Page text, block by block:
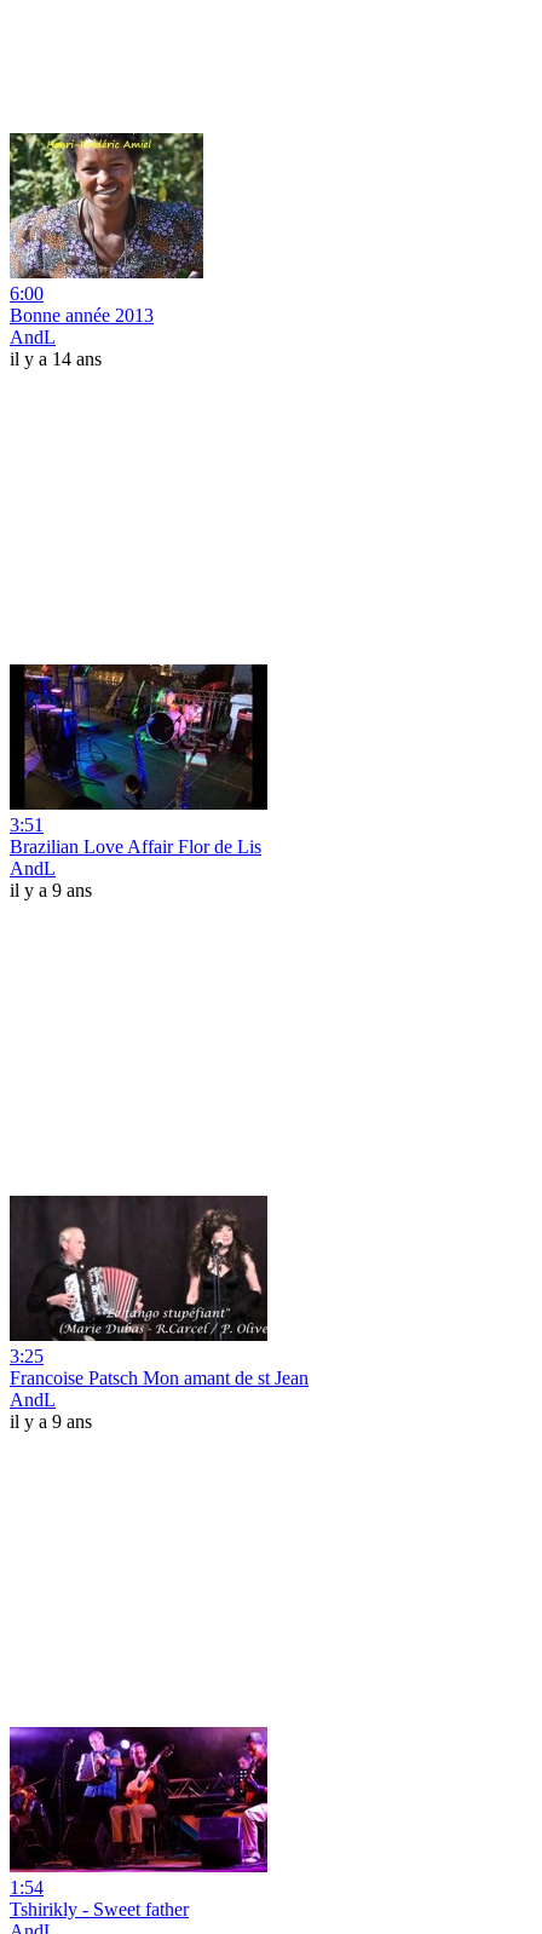
6:00
Bonne année 2013
AndL
il y a 14 ans
3:51
Brazilian Love Affair Flor de Lis
AndL
il y a 9 ans
3:25
Francoise Patsch Mon amant de st Jean
AndL
il y a 9 ans
1:54
Tshirikly - Sweet father